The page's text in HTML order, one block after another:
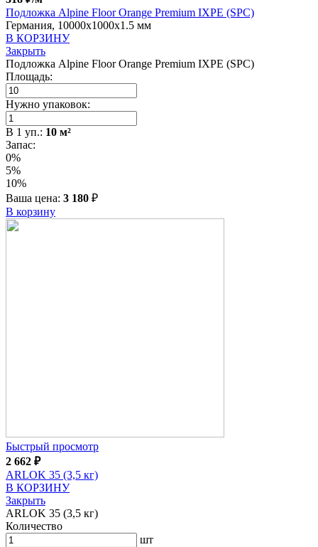
Подложка Alpine Floor Orange Premium IXPE (SPC)
Германия, 10000x1000x1.5 мм
В КОРЗИНУ
Закрыть
Подложка Alpine Floor Orange Premium IXPE (SPC)
Площадь:
Нужно упаковок:
В 1 уп.: 10 м²
Запас:
0%
5%
10%
Ваша цена: 3 180 ₽
В корзину
Быстрый просмотр
2 662 ₽
ARLOK 35 (3,5 кг)
В КОРЗИНУ
Закрыть
ARLOK 35 (3,5 кг)
Количество
шт